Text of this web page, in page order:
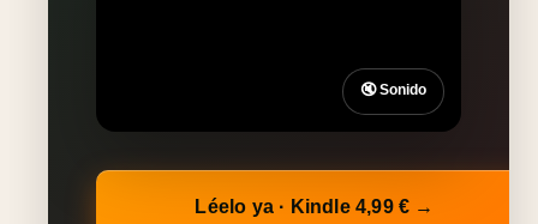
🔇 Sonido
Léelo ya · Kindle 4,99 € →